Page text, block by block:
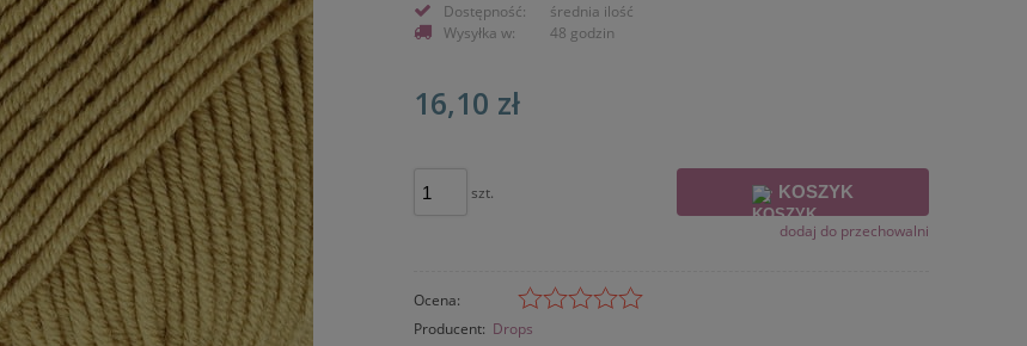
Dostępność:
średnia ilość
Wysyłka w:
48 godzin
16,10 zł
szt.
KOSZYK
dodaj do przechowalni
Ocena:
Producent: Drops